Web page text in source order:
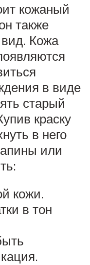
кожаный
также
Кожа
в виде
старый
краску
в него
или
кожи.
в тон